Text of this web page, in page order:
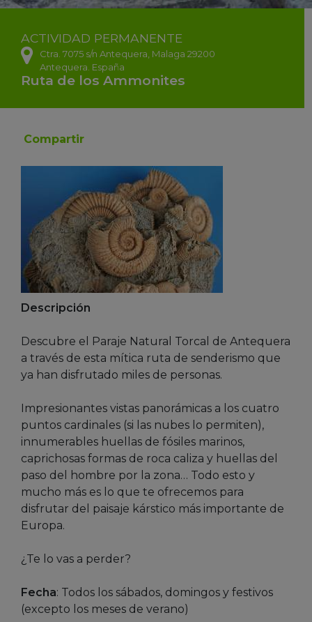
ACTIVIDAD PERMANENTE
Ctra. 7075 s/n Antequera, Malaga 29200
Antequera. España
Ruta de los Ammonites
Compartir
Descripción
Descubre el Paraje Natural Torcal de Antequera
a través de esta mítica ruta de senderismo que
ya han disfrutado miles de personas.
Impresionantes vistas panorámicas a los cuatro
puntos cardinales (si las nubes lo permiten),
innumerables huellas de fósiles marinos,
caprichosas formas de roca caliza y huellas del
paso del hombre por la zona… Todo esto y
mucho más es lo que te ofrecemos para
disfrutar del paisaje kárstico más importante de
Europa.
¿Te lo vas a perder?
Fecha: Todos los sábados, domingos y festivos
(excepto los meses de verano)